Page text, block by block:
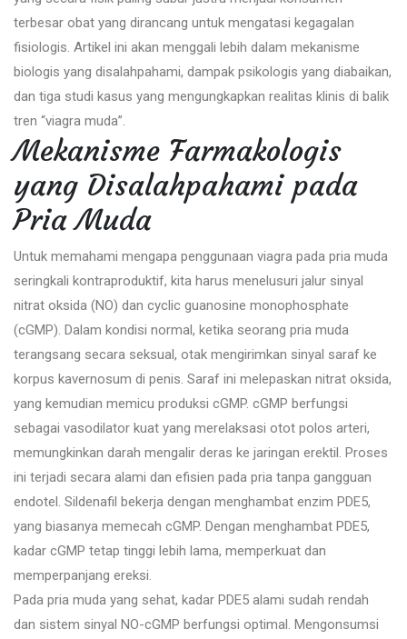
terbesar obat yang dirancang untuk mengatasi kegagalan
fisiologis. Artikel ini akan menggali lebih dalam mekanisme
biologis yang disalahpahami, dampak psikologis yang diabaikan,
dan tiga studi kasus yang mengungkapkan realitas klinis di balik
tren “viagra muda”.
Mekanisme Farmakologis
yang Disalahpahami pada
Pria Muda
Untuk memahami mengapa penggunaan viagra pada pria muda
seringkali kontraproduktif, kita harus menelusuri jalur sinyal
nitrat oksida (NO) dan cyclic guanosine monophosphate
(cGMP). Dalam kondisi normal, ketika seorang pria muda
terangsang secara seksual, otak mengirimkan sinyal saraf ke
korpus kavernosum di penis. Saraf ini melepaskan nitrat oksida,
yang kemudian memicu produksi cGMP. cGMP berfungsi
sebagai vasodilator kuat yang merelaksasi otot polos arteri,
memungkinkan darah mengalir deras ke jaringan erektil. Proses
ini terjadi secara alami dan efisien pada pria tanpa gangguan
endotel. Sildenafil bekerja dengan menghambat enzim PDE5,
yang biasanya memecah cGMP. Dengan menghambat PDE5,
kadar cGMP tetap tinggi lebih lama, memperkuat dan
memperpanjang ereksi.
Pada pria muda yang sehat, kadar PDE5 alami sudah rendah
dan sistem sinyal NO-cGMP berfungsi optimal. Mengonsumsi